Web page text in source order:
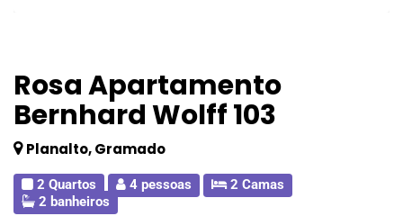
Rosa Apartamento
Bernhard Wolff 103
Planalto, Gramado
2 Quartos 4 pessoas
2 Camas
2 banheiros